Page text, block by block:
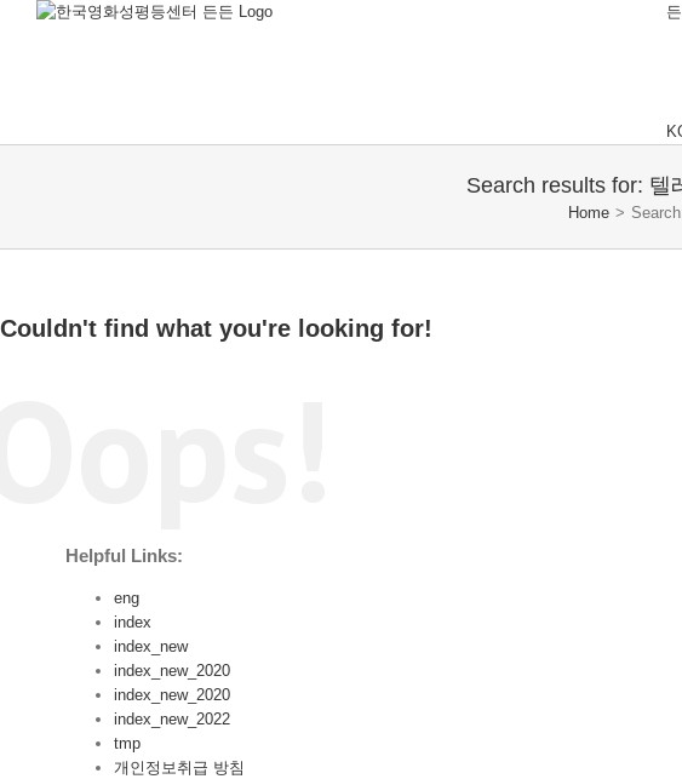
Search results for: 텔
Home >
Couldn't find what you're looking for!
Helpful Links:
eng
index
index_new
index_new_2020
index_new_2020
index_new_2022
tmp
개인정보취급 방침